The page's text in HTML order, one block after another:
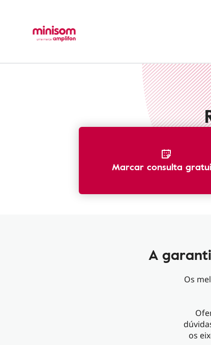
Marcar consulta
A
Os
os